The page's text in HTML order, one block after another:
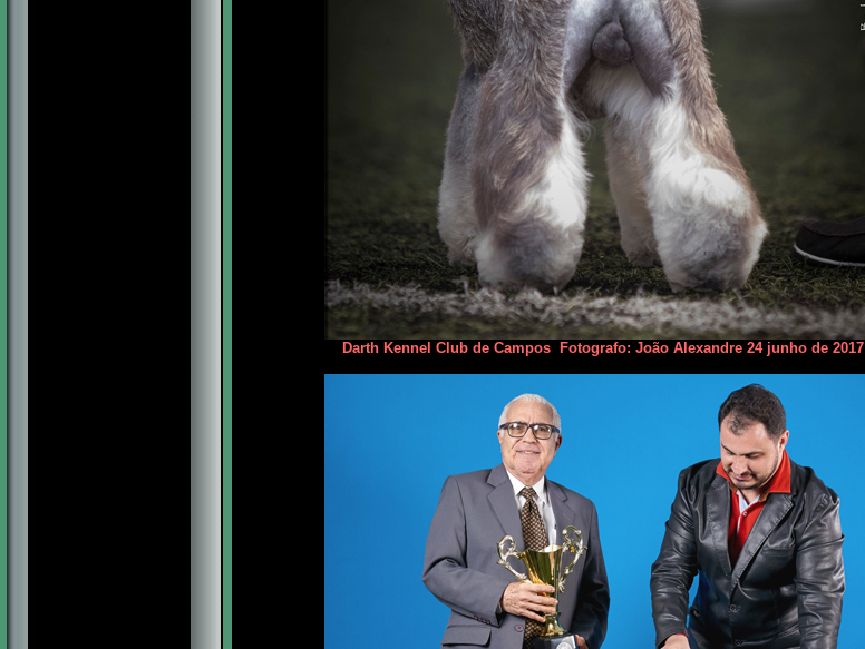
Darth Kennel Club de Campos Fotografo: João Alexandre 24 junho de 2017